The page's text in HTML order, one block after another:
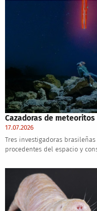
Cazadoras de meteoritos
17.07.2026
Tres investigadoras
procedentes del espacio y